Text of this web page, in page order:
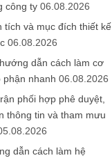
công ty 06.08.2026
tích và mục đích thiết kế
06.08.2026
dẫn cách làm cơ
phận nhanh 06.08.2026
phối hợp phê duyệt,
thông tin và tham mưu
dẫn cách làm hệ